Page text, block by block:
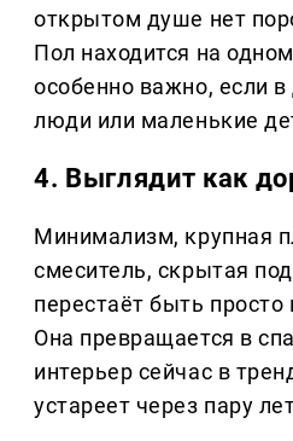
открытом душе нет
Пол находится на
особенно важно, если
люди или маленькие
4. Выглядит как
Минимализм, крупная
смеситель, скрытая
перестаёт быть
Она превращается в
интерьер сейчас в
устареет через пару